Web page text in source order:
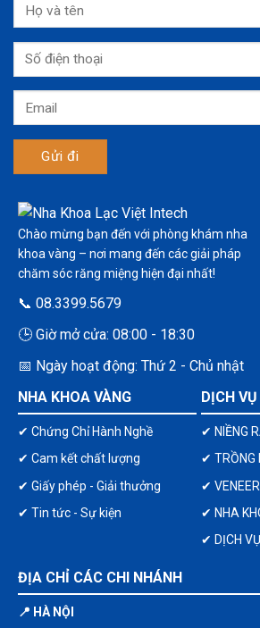
Chào mừng bạn đến với phòng khám nha
khoa vàng – nơi mang đến các giải pháp
chăm sóc răng miệng hiện đại nhất!
📞 08.3399.5679
🕒 Giờ mở cửa: 08:00 - 18:30
📅 Ngày hoạt động: Thứ 2 - Chủ nhật
NHA KHOA VÀNG
✔ Chứng Chỉ Hành Nghề
✔ Cam kết chất lượng
✔ Giấy phép - Giải thưởng
✔ Tin tức - Sự kiện
DỊCH VỤ
✔ NIỀNG
✔ TRỒNG
✔
✔ NHA
✔ DỊCH
ĐỊA CHỈ CÁC CHI NHÁNH
📍 HÀ NỘI